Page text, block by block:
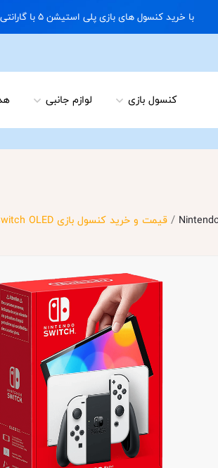
با خرید کنسول های بازی پلی استیشن 5 با گارانتی و ایکس باکس سری اس با گارانتی یک کیف رایگان هدیه بگیرید | 09122898074 02166703648
کنسول بازی لوازم جانبی
/قیمت و خرید کنسول بازی Nintendo Switch OLED رنگ سفید | نینتندو سوییچ اولد اورجینال آکبند